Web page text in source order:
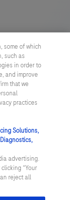
제품에 대한 정보
가에서 액세스할
다. 당사는 귀하의
준수하지 않을 수
some of which
such as
in order to
and improve
that we
practices
Solutions,
advertising.
“Your
reject all